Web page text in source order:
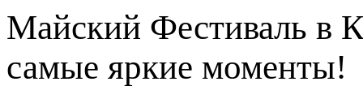
Майский Фестиваль в
самые яркие моменты!